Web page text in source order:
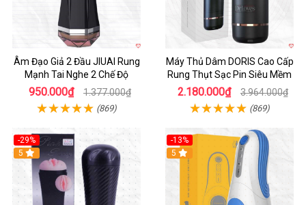
Âm Đạo Giả 2 Đầu JIUAI Rung
Mạnh Tai Nghe 2 Chế Độ
950.000₫ 1.377.000₫
(869)
Máy Thủ Dâm DORIS Cao Cấp
Rung Thụt Sạc Pin Siêu Mềm
2.180.000₫ 3.964.000₫
(869)
-29%
5
-13%
5